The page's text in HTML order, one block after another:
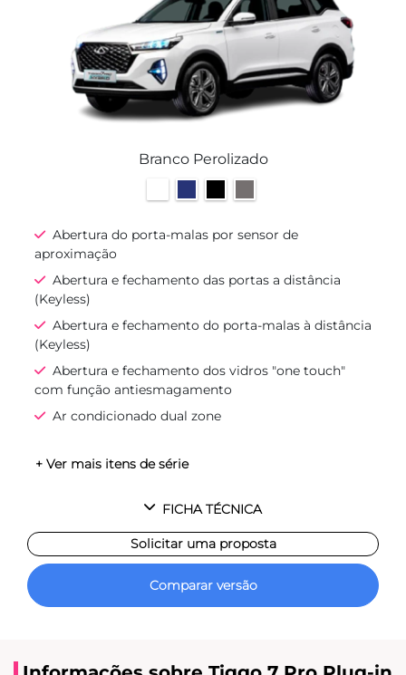
Branco Perolizado
Abertura do porta-malas por sensor de
aproximação
Abertura e fechamento das portas a distância
(Keyless)
Abertura e fechamento do porta-malas à distância
(Keyless)
Abertura e fechamento dos vidros "one touch"
com função antiesmagamento
Ar condicionado dual zone
+ Ver mais itens de série
FICHA TÉCNICA
Solicitar uma proposta
Comparar versão